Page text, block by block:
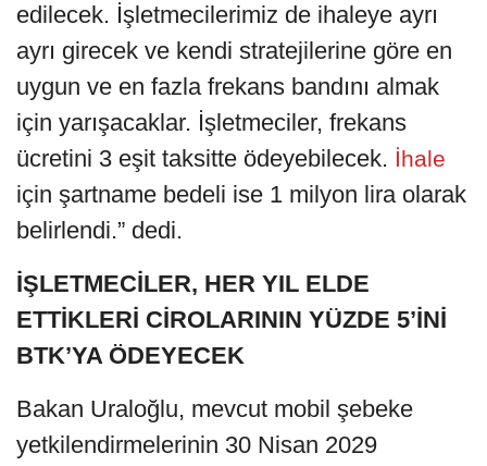
edilecek. İşletmecilerimiz de ihaleye ayrı
ayrı girecek ve kendi stratejilerine göre en
uygun ve en fazla frekans bandını almak
için yarışacaklar. İşletmeciler, frekans
ücretini 3 eşit taksitte ödeyebilecek. İhale
için şartname bedeli ise 1 milyon lira olarak
belirlendi.” dedi.
İŞLETMECİLER, HER YIL ELDE
ETTİKLERİ CİROLARININ YÜZDE 5’İNİ
BTK’YA ÖDEYECEK
Bakan Uraloğlu, mevcut mobil şebeke
yetkilendirmelerinin 30 Nisan 2029